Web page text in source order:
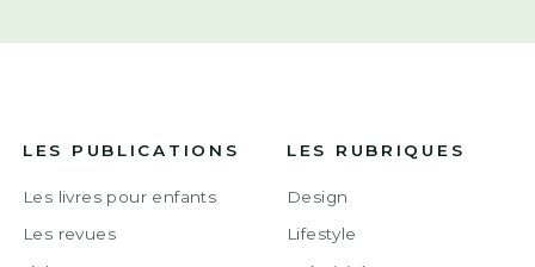
LES PUBLICATIONS
Les livres pour enfants
Les revues
LES RUBRIQUES
Design
Lifestyle